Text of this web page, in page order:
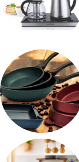
ادوات كهربائية
مقلايه وطاجن